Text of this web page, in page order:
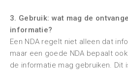
3. Gebruik: wat mag de
informatie?
Een NDA regelt niet alleen dat
maar een goede NDA bepaalt
de informatie mag gebruiken. Dit